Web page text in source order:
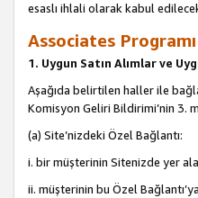
esaslı ihlali olarak kabul
Associates
1. Uygun Satın Alımlar ve
Aşağıda belirtilen haller ile
Komisyon Geliri Bildirimi’nin 3.
(a) Site’nizdeki Özel Bağlantı:
i. bir müşterinin Sitenizde yer
ii. müşterinin bu Özel